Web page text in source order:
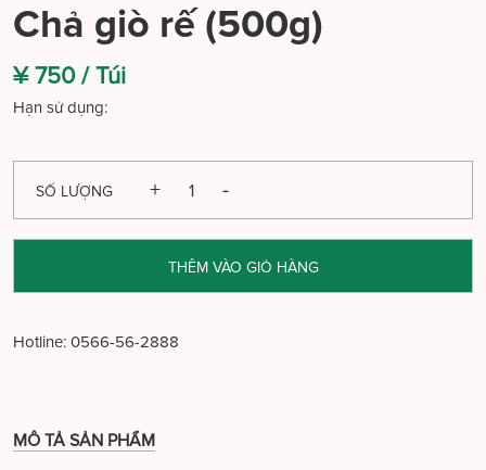
Chả giò rế (500g)
¥ 750 /Túi
Hạn sử dụng:
SỐ LƯỢNG
THÊM VÀO GIỎ HÀNG
Hotline: 0566-56-2888
MÔ TẢ SẢN PHẨM